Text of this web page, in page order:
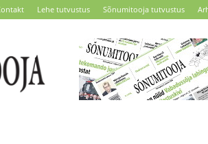
Lehe tutvustus Sõnumitooja tutvustus